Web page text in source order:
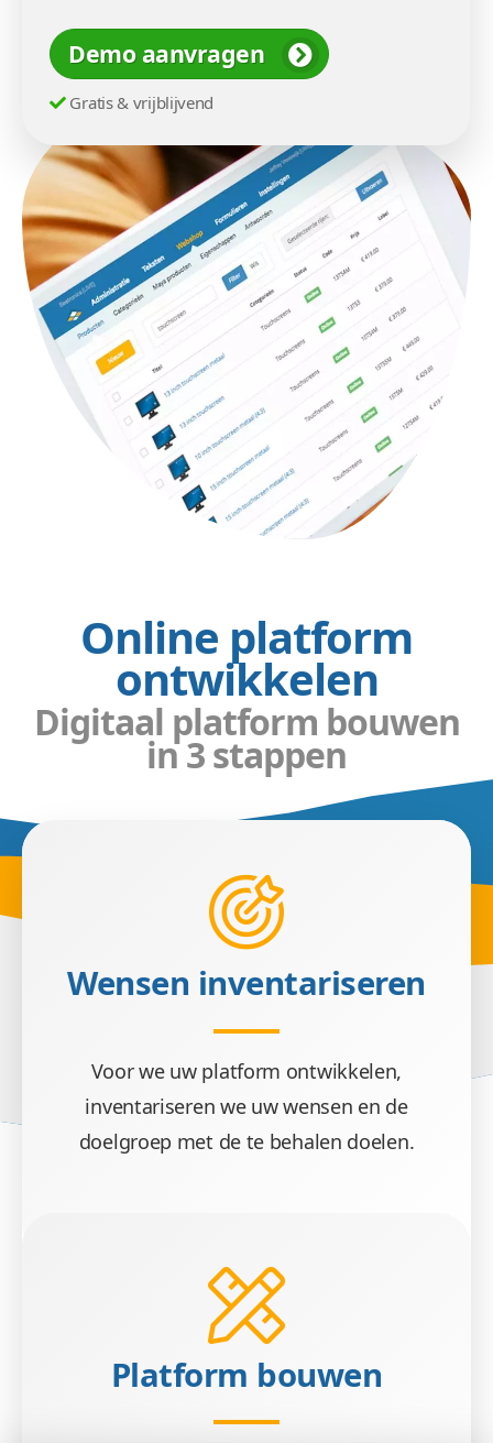
Demo aanvragen
Gratis & vrijblijvend
Online platform
ontwikkelen
Digitaal platform bouwen
in 3 stappen
Wensen inventariseren
Voor we uw platform ontwikkelen,
inventariseren we uw wensen en de
doelgroep met de te behalen doelen.
Platform bouwen